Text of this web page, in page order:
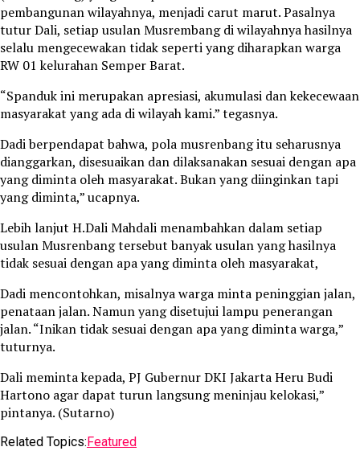
pembangunan wilayahnya, menjadi carut marut. Pasalnya
tutur Dali, setiap usulan Musrembang di wilayahnya hasilnya
selalu mengecewakan tidak seperti yang diharapkan warga
RW 01 kelurahan Semper Barat.
“Spanduk ini merupakan apresiasi, akumulasi dan kekecewaan
masyarakat yang ada di wilayah kami.” tegasnya.
Dadi berpendapat bahwa, pola musrenbang itu seharusnya
dianggarkan, disesuaikan dan dilaksanakan sesuai dengan apa
yang diminta oleh masyarakat. Bukan yang diinginkan tapi
yang diminta,” ucapnya.
Lebih lanjut H.Dali Mahdali menambahkan dalam setiap
usulan Musrenbang tersebut banyak usulan yang hasilnya
tidak sesuai dengan apa yang diminta oleh masyarakat,
Dadi mencontohkan, misalnya warga minta peninggian jalan,
penataan jalan. Namun yang disetujui lampu penerangan
jalan. “Inikan tidak sesuai dengan apa yang diminta warga,”
tuturnya.
Dali meminta kepada, PJ Gubernur DKI Jakarta Heru Budi
Hartono agar dapat turun langsung meninjau kelokasi,”
pintanya. (Sutarno)
Related Topics:Featured